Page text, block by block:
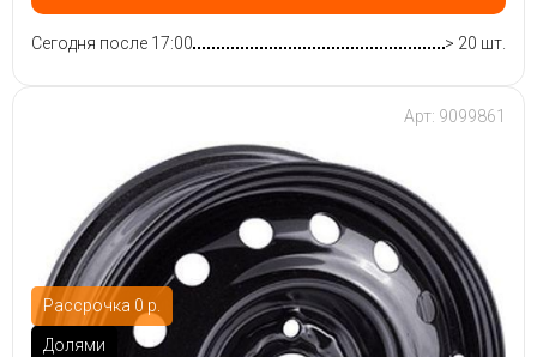
Сегодня после 17:00 > 20 шт.
Рассрочка 0 р.
Долями
Арт: 9099861